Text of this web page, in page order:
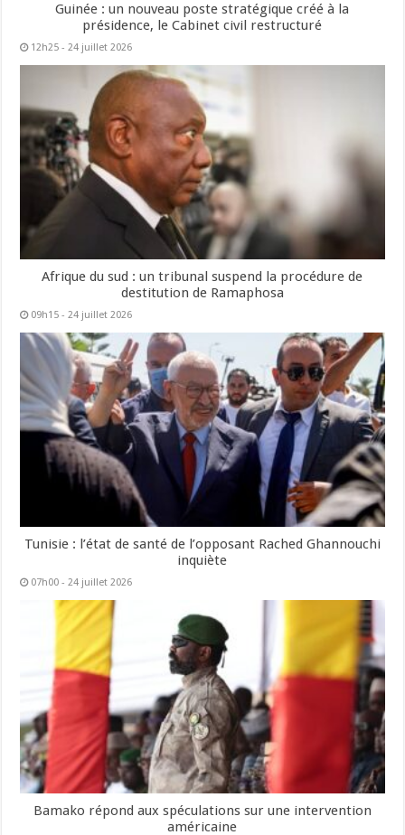
Guinée : un nouveau poste stratégique créé à la
présidence, le Cabinet civil restructuré
12h25 - 24 juillet 2026
Afrique du sud : un tribunal suspend la procédure de
destitution de Ramaphosa
09h15 - 24 juillet 2026
Tunisie : l’état de santé de l’opposant Rached Ghannouchi
inquiète
07h00 - 24 juillet 2026
Bamako répond aux spéculations sur une intervention
américaine